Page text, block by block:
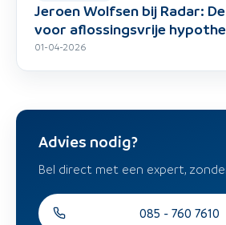
Jeroen Wolfsen bij Radar:
voor aflossingsvrije
01-04-2026
Advies nodig?
Bel direct met een expert,
085 - 760 7610